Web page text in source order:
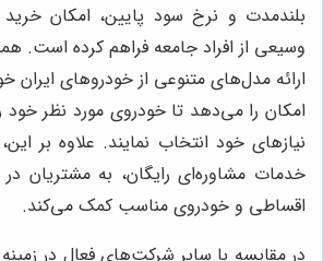
بلندمدت و نرخ سود پایین، امکان
وسیعی از افراد جامعه فراهم کرده است.
ارائه مدل‌های متنوعی از خودروهای ایران
امکان را می‌دهد تا خودروی مورد نظر خود
نیازهای خود انتخاب نمایند. علاوه بر این،
خدمات مشاوره‌ای رایگان، به مشتریان
اقساطی و خودروی مناسب کمک می‌کند.
در مقایسه با سایر شرکت‌های فعال در